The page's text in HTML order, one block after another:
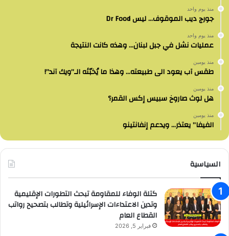
منذ يوم واحد
جورج ديب الموقوف… ليس Dr Food
منذ يوم واحد
عمليات نشل في جبل لبنان… وهذه كانت النتيجة
منذ يومين
طقس آب يعود الى طبيعته… وهذا ما يُخبّئه الـ”ويك آند”!
منذ يومين
هل لوث صاروخ سبيس إكس القمر؟
منذ يومين
الفيفا” يعتذر… ويدعم إنفانتينو
السياسية
كتلة الوفاء للمقاومة تبحث التطورات الإقليمية
وتدين الاعتداءات الإسرائيلية وتطالب بتصحيح رواتب
القطاع العام
فبراير 5, 2026